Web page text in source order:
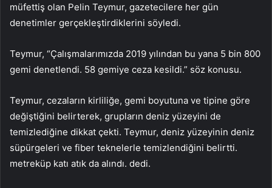
müfettiş olan Pelin Teymur, gazetecilere her gün
denetimler gerçekleştirdiklerini söyledi.
Teymur, “Çalışmalarımızda 2019 yılından bu yana 5 bin 800
gemi denetlendi. 58 gemiye ceza kesildi.” söz konusu.
Teymur, cezaların kirliliğe, gemi boyutuna ve tipine göre
değiştiğini belirterek, grupların deniz yüzeyini de
temizlediğine dikkat çekti. Teymur, deniz yüzeyinin deniz
süpürgeleri ve fiber teknelerle temizlendiğini belirtti.
metreküp katı atık da alındı. dedi.